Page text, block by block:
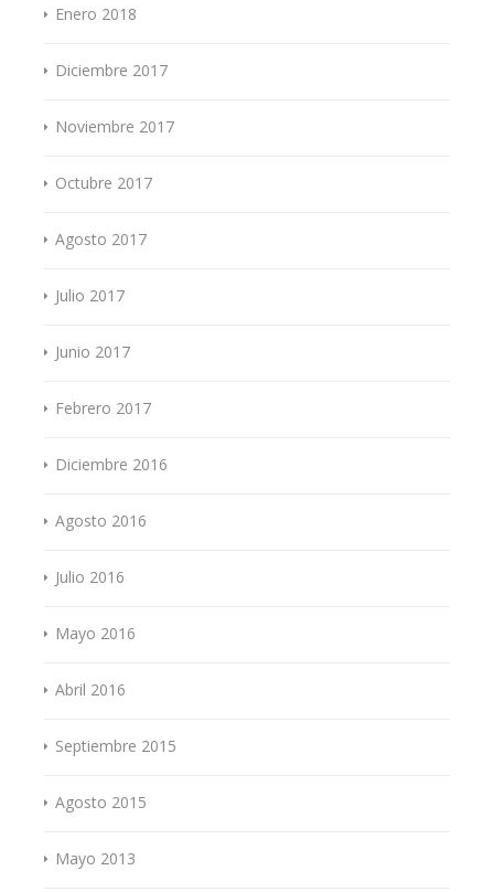
Enero 2018
Diciembre 2017
Noviembre 2017
Octubre 2017
Agosto 2017
Julio 2017
Junio 2017
Febrero 2017
Diciembre 2016
Agosto 2016
Julio 2016
Mayo 2016
Abril 2016
Septiembre 2015
Agosto 2015
Mayo 2013